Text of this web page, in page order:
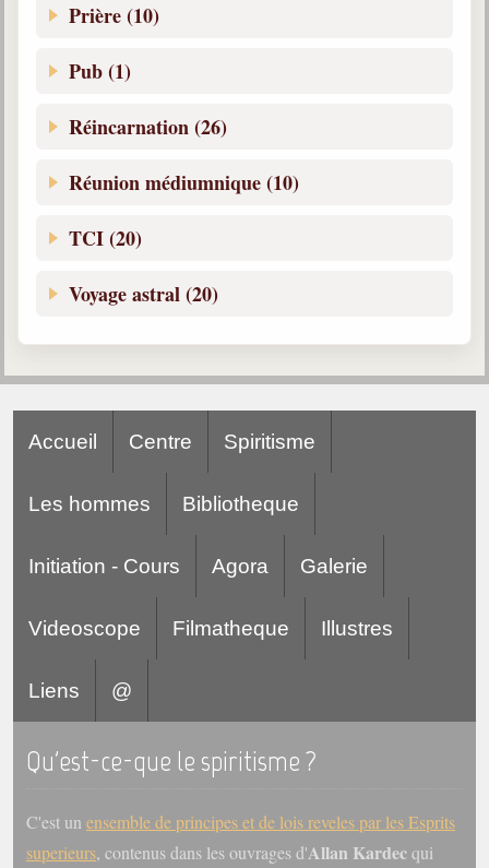
Prière (10)
Pub (1)
Réincarnation (26)
Réunion médiumnique (10)
TCI (20)
Voyage astral (20)
Accueil Centre Spiritisme
Les hommes Bibliotheque
Initiation - Cours Agora Galerie
Videoscope Filmatheque Illustres
Liens @
Qu'est-ce-que le spiritisme ?
C'est un ensemble de principes et de lois reveles par les Esprits
superieurs, contenus dans les ouvrages d'Allan Kardecqui